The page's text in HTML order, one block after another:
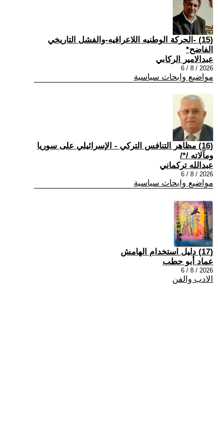
(15) -الحركة الوطنيه اللاعراقيه-والفشل التاريخي
الفاضح*
عبدالامير الركابي
2026 / 8 / 6
مواضيع وابحاث سياسية
(16) مظاهر التنافس التركي - الإسرائيلي على سوريا
ومآلاته /*/
عبدالله تركماني
2026 / 8 / 6
مواضيع وابحاث سياسية
(17) دليل استخدام الهامش
عماد أبو حطب
2026 / 8 / 6
الادب والفن